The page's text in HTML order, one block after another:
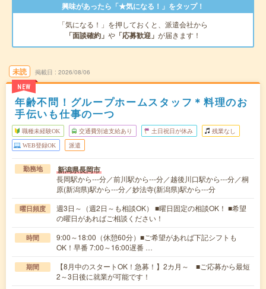
興味があったら「★気になる！」をタップ！
「気になる！」を押しておくと、派遣会社から
「面談確約」 や 「応募歓迎」 が届きます！
未読
NEW
掲載日 2026/08/06
年齢不問！グループホームスタッフ＊料理のお
手伝いも仕事の一つ
職種未経験OK 交通費別途支給あり 土日祝日が休み 残業なし
WEB登録OK 派遣
勤務地 新潟県長岡市
長岡駅から---分／前川駅から---分／越後川口駅から---分／桐
原(新潟県)駅から---分／妙法寺(新潟県)駅から---分
曜日頻度
週3日～（週2日～も相談OK） ■曜日固定の相談OK！ ■希望
の曜日があればご相談ください！
時間
9:00～18:00（休憩60分）■ご希望があれば下記シフトも
OK！早番 7:00～16:00遅番 …
期間
【8月中のスタートOK！急募！】2カ月～ ■ご応募から最短
2～3日後に就業が可能です！